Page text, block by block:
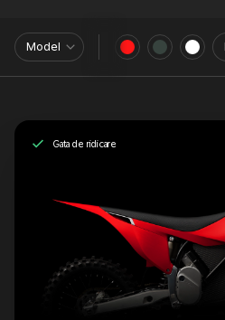
Model
Gata de ridicare